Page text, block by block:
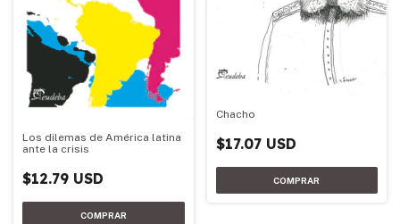
Los dilemas de América latina
ante la crisis
$12.79 USD
Chacho
$17.07 USD